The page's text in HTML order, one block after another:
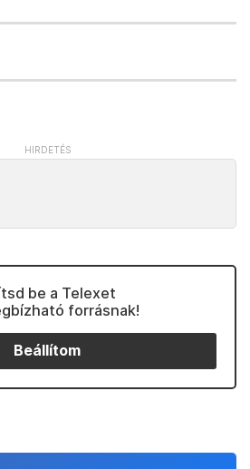
be a Telexet
forrásnak!
Beállítom